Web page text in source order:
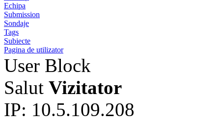
Echipa
Submission
Sondaje
Tags
Subiecte
Pagina de utilizator
User Block
Salut Vizitator
IP: 10.5.109.208